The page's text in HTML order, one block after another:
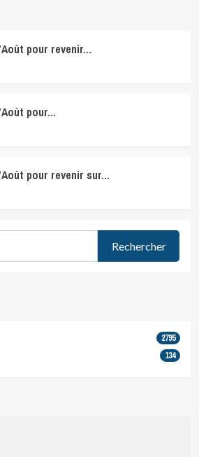
pour revenir…
pour…
pour revenir sur…
2795
134